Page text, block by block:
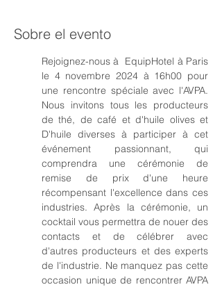
Sobre el evento
Rejoignez-nous à  EquipHotel à Paris
le 4 novembre 2024 à 16h00 pour
une rencontre spéciale avec l'AVPA.
Nous invitons tous les producteurs
de thé, de café et d'huile olives et
D'huile diverses à participer à cet
événement passionnant, qui
comprendra une cérémonie de
remise de prix d'une heure
récompensant l'excellence dans ces
industries. Après la cérémonie, un
cocktail vous permettra de nouer des
contacts et de célébrer avec
d'autres producteurs et des experts
de l'industrie. Ne manquez pas cette
occasion unique de rencontrer AVPA